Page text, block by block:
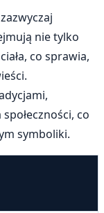
nie tylko
co sprawia,
co
symboliki.